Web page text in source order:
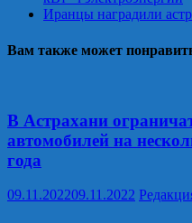
Иранцы наградили
Вам также может
В Астрахани
автомобилей на
года
09.11.202209.11.2022